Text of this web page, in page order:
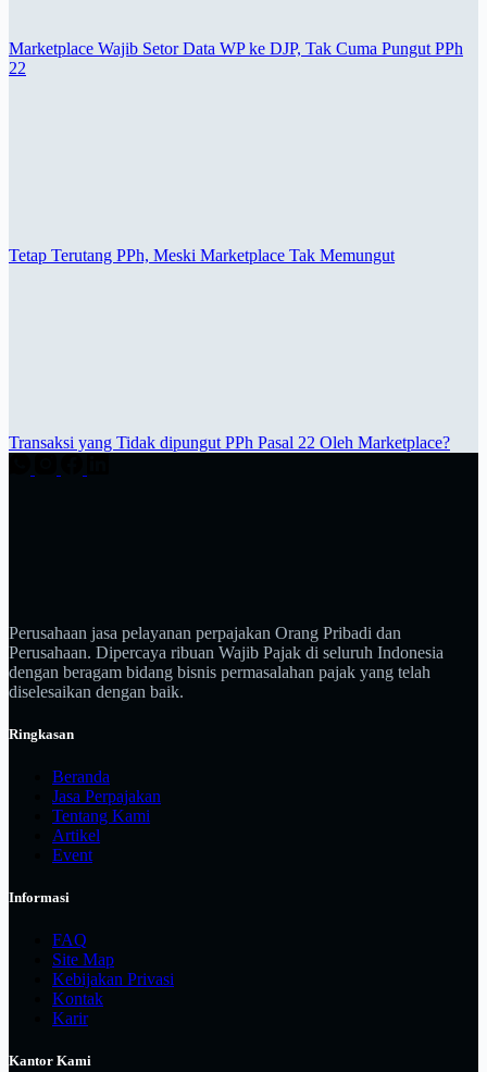
Marketplace Wajib Setor Data WP ke DJP, Tak Cuma Pungut PPh
22
Tetap Terutang PPh, Meski Marketplace Tak Memungut
Transaksi yang Tidak dipungut PPh Pasal 22 Oleh Marketplace?
Perusahaan jasa pelayanan perpajakan Orang Pribadi dan
Perusahaan. Dipercaya ribuan Wajib Pajak di seluruh Indonesia
dengan beragam bidang bisnis permasalahan pajak yang telah
diselesaikan dengan baik.
Ringkasan
Beranda
Jasa Perpajakan
Tentang Kami
Artikel
Event
Informasi
FAQ
Site Map
Kebijakan Privasi
Kontak
Karir
Kantor Kami